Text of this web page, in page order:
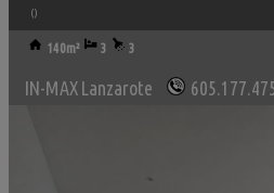
()
140m² 3 3
IN-MAX Lanzarote